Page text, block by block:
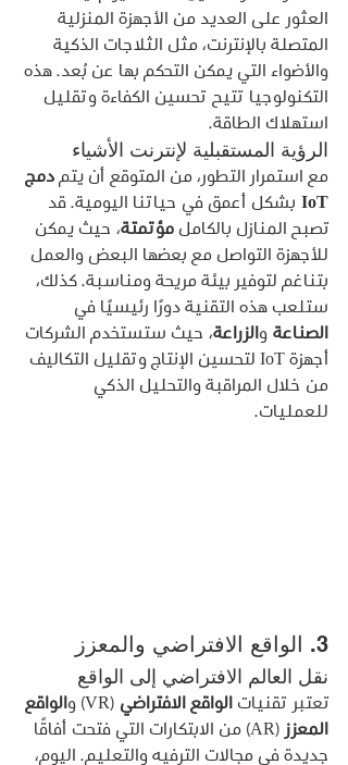
العثور على العديد من الأجهزة المنزلية
المتصلة بالإنترنت، مثل الثلاجات الذكية
والأضواء التي يمكن التحكم بها عن بُعد. هذه
التكنولوجيا تتيح تحسين الكفاءة وتقليل
استهلاك الطاقة.
الرؤية المستقبلية لإنترنت الأشياء
مع استمرار التطور، من المتوقع أن يتم دمج
IoT بشكل أعمق في حياتنا اليومية. قد
تصبح المنازل بالكامل مؤتمتة، حيث يمكن
للأجهزة التواصل مع بعضها البعض والعمل
بتناغم لتوفير بيئة مريحة ومناسبة. كذلك،
ستلعب هذه التقنية دورًا رئيسيًا في
الصناعة و الزراعة، حيث ستستخدم الشركات
أجهزة IoT لتحسين الإنتاج وتقليل التكاليف
من خلال المراقبة والتحليل الذكي
للعمليات.
3. الواقع الافتراضي والمعزز
نقل العالم الافتراضي إلى الواقع
تعتبر تقنيات الواقع الافتراضي (VR) و
الواقع
المعزز
(AR) من الابتكارات التي فتحت أفاقًا
جديدة في مجالات الترفيه والتعليم. اليوم،